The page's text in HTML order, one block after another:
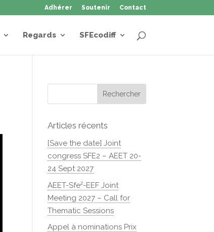
Adhérer Soutenir Contact
Regards SFEcodiff
Articles récents
[Save the date] Joint
congress SFE2 – AEET 20-
24 Sept 2027
AEET-Sfe²-EEF Joint
Meeting 2027 – Call for
Thematic Sessions
Appel à nominations Prix